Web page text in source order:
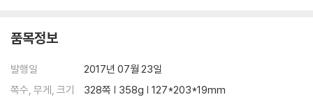
품목정보
발행일
2017년 07월 23일
쪽수, 무게, 크기
328쪽 | 358g | 127*203*19mm